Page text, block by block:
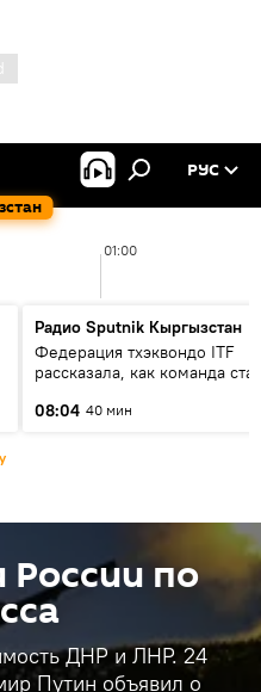
РУС
01:00
Радио Sputnik Кыргызстан
Федерация тхэквондо ITF
рассказала, как команда
08:04 40 мин
по
ДНР и ЛНР. 24
Путин объявил о